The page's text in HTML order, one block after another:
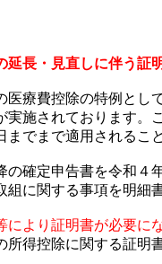
延長・見直しに伴う証
療費控除の特例とし
実施されております
までまで適用されるこ
確定申告書を令和４
組に関する事項を明細
により証明書が必要に
所得控除に関する証明